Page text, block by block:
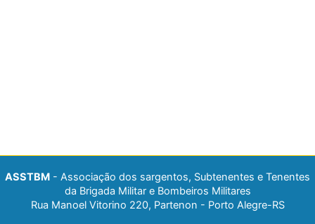
ASSTBM - Associação dos sargentos, Subtenentes e Tenentes
da Brigada Militar e Bombeiros Militares
Rua Manoel Vitorino 220, Partenon - Porto Alegre-RS